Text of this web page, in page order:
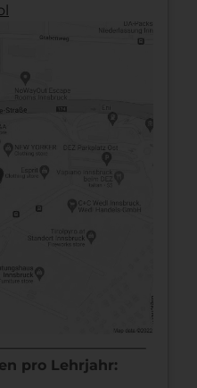
pro Lehrjahr: